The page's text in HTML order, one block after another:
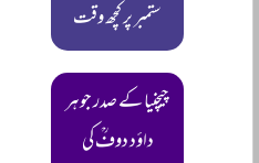
ستمبر پر کچھ وقت
چیچنیا کے صدر جوہر
داؤد دوفؒ کی